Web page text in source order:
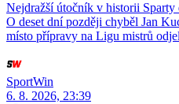
Nejdražší útočník v historii Sparty
O deset dní později chyběl Jan
místo přípravy na Ligu mistrů
SportWin
6. 8. 2026, 23:39